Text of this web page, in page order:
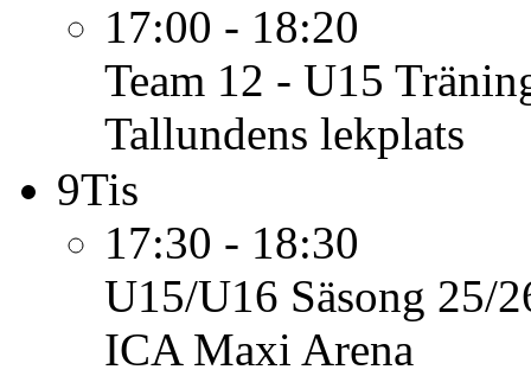
17:00 - 18:20
Team 12 - U15
Tallundens lekplats
9Tis
17:30 - 18:30
U15/U16 Säsong 25/
ICA Maxi Arena